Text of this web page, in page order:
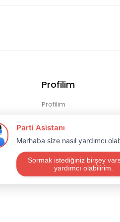
Profilim
Profilim
Sipariş Geçmişim
Alışveriş Listem
Mail Aboneliği